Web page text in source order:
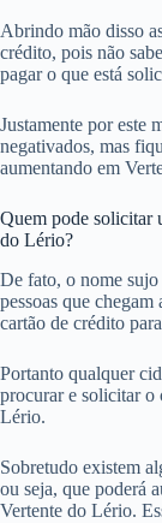
Abrindo mão disso
crédito, pois não
pagar o que está
Justamente por este
negativados, mas
aumentando em
Quem pode solicitar
do Lério?
De fato, o nome
pessoas que chegam
cartão de crédito
Portanto qualquer
procurar e solicitar o
Lério.
Sobretudo existem
ou seja, que poderá
Vertente do Lério.